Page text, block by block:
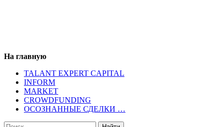
На главную
TALANT EXPERT CAPITAL
INFORM
MARKET
CROWDFUNDING
ОСОЗНАННЫЕ СДЕЛКИ …